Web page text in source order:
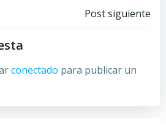
Navegación
las
entradas
Post siguiente
conectado para publicar un